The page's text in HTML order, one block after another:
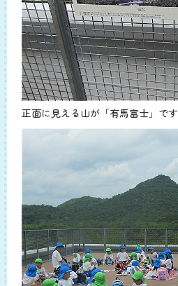
正面に見える山が「有馬富士」です